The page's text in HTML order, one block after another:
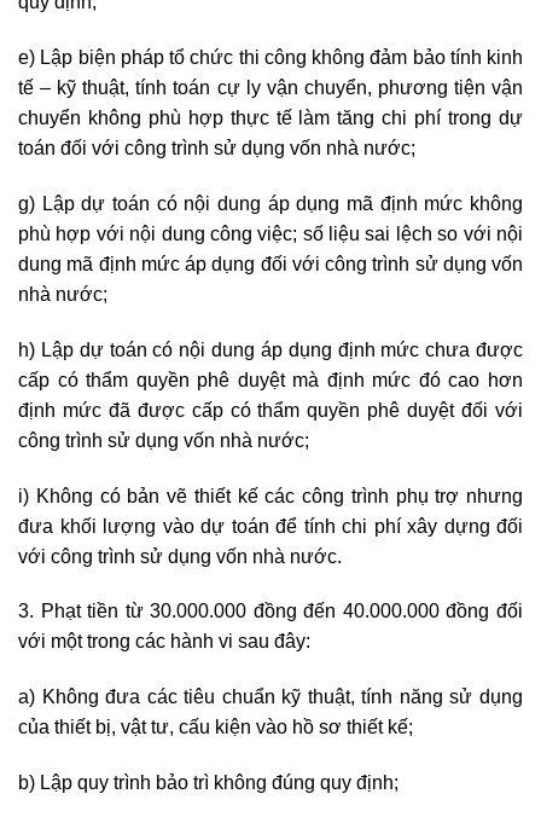
e) Lập biện pháp tổ chức thi công không đảm bảo tính kinh
tế – kỹ thuật, tính toán cự ly vận chuyển, phương tiện vận
chuyển không phù hợp thực tế làm tăng chi phí trong dự
toán đối với công trình sử dụng vốn nhà nước;
g) Lập dự toán có nội dung áp dụng mã định mức không
phù hợp với nội dung công việc; số liệu sai lệch so với nội
dung mã định mức áp dụng đối với công trình sử dụng vốn
nhà nước;
h) Lập dự toán có nội dung áp dụng định mức chưa được
cấp có thẩm quyền phê duyệt mà định mức đó cao hơn
định mức đã được cấp có thẩm quyền phê duyệt đối với
công trình sử dụng vốn nhà nước;
i) Không có bản vẽ thiết kế các công trình phụ trợ nhưng
đưa khối lượng vào dự toán để tính chi phí xây dựng đối
với công trình sử dụng vốn nhà nước.
3. Phạt tiền từ 30.000.000 đồng đến 40.000.000 đồng đối
với một trong các hành vi sau đây:
a) Không đưa các tiêu chuẩn kỹ thuật, tính năng sử dụng
của thiết bị, vật tư, cấu kiện vào hồ sơ thiết kế;
b) Lập quy trình bảo trì không đúng quy định;